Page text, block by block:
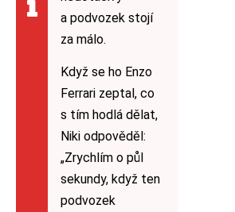
a podvozek stojí
za málo.
Když se ho Enzo
Ferrari zeptal, co
s tím hodlá dělat,
Niki odpověděl:
„Zrychlím o půl
sekundy, když ten
podvozek